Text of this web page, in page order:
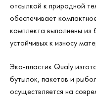
отсылкой к природной
обеспечивает
комплекта выполнены из
устойчивых к износу
Эко-пластик Qualy
бутылок, пакетов и
осуществляется на